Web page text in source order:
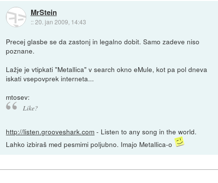
MrStein
::20. jan 2009, 14:43
Precej glasbe se da zastonj in legalno dobit. Samo zadeve niso
poznane.
Lažje je vtipkati "Metallica" v search okno eMule, kot pa pol dneva
iskati vsepovprek interneta...
mtosev:
Like?
http://listen.grooveshark.com - Listen to any song in the world.
Lahko izbiraš med pesmimi poljubno. Imajo Metallica-o